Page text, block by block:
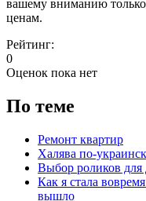
вашему вниманию
ценам.
Рейтинг:
0
Оценок пока нет
По теме
Ремонт квартир
Халява по-
Выбор роликов
Как я стала
вышло